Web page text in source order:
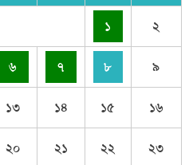
১ ২
৬ ৭ ৮ ৯
১৩ ১৪ ১৫ ১৬
২০ ২১ ২২ ২৩